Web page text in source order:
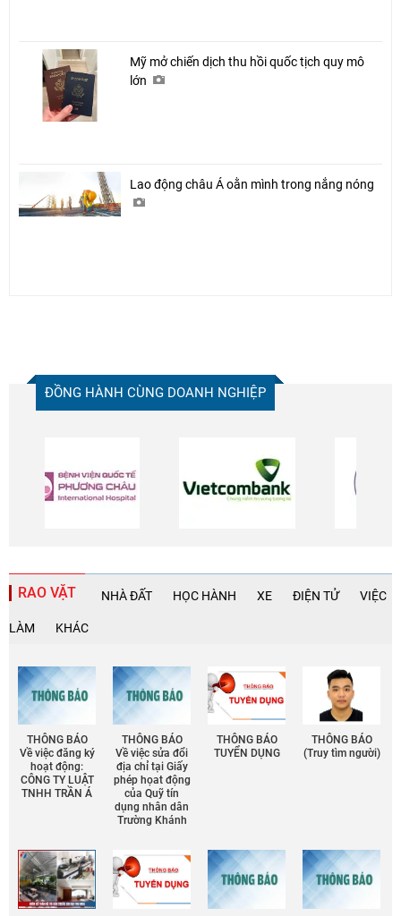
Mỹ mở chiến dịch thu hồi quốc tịch quy mô
lớn
Lao động châu Á oằn mình trong nắng nóng
ĐỒNG HÀNH CÙNG DOANH NGHIỆP
RAO VẶT NHÀ ĐẤT HỌC HÀNH XE ĐIỆN TỬ VIỆC
LÀM KHÁC
THÔNG BÁO
Về việc đăng ký
hoạt động:
CÔNG TY LUẬT
TNHH TRẦN Á
THÔNG BÁO
Về việc sửa đổi
địa chỉ tại Giấy
phép họat động
của Quỹ tín
dụng nhân dân
Trường Khánh
THÔNG BÁO
TUYỂN DỤNG
THÔNG BÁO
(Truy tìm người)